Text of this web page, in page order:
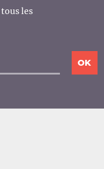
les